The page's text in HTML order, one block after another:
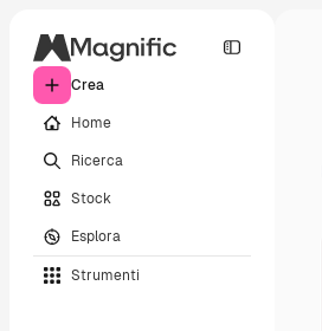
Crea
Home
Ricerca
Stock
Esplora
Strumenti